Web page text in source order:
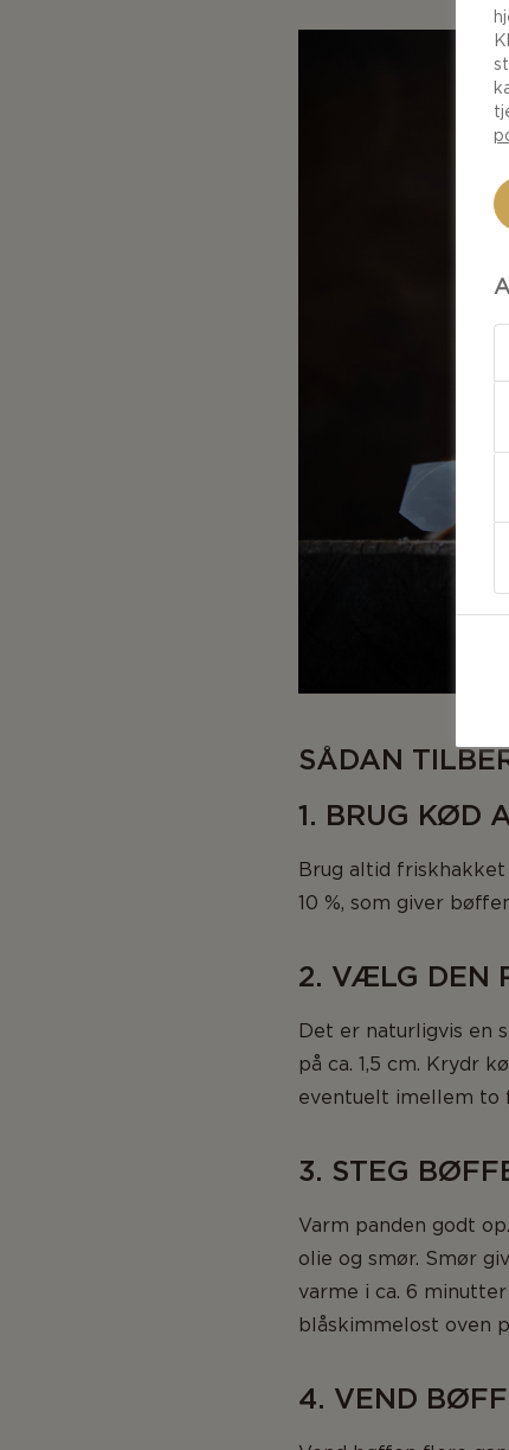
SÅDAN
1. BRUG KØD
Brug altid
10 %, som giver
2. VÆLG DEN
Det er naturligvis en
på ca. 1,5 cm. Krydr
eventuelt imellem to
3. STEG
Varm panden godt
olie og smør. Smør
varme i ca. 6
blåskimmelost oven
4. VEND